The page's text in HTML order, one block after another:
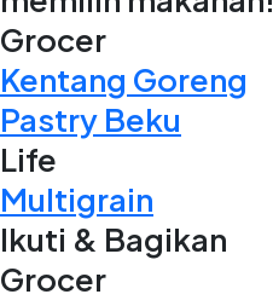
Grocer
Kentang Goreng
Pastry Beku
Life
Multigrain
Ikuti & Bagikan
Grocer